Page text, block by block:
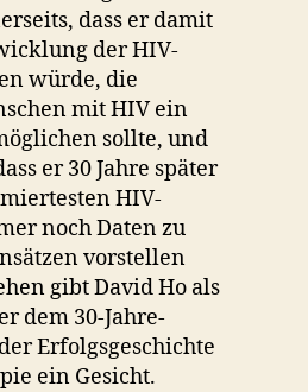
dass er damit
der HIV-
würde, die
mit HIV ein
sollte, und
er 30 Jahre später
HIV-
noch Daten zu
vorstellen
gibt David Ho als
dem 30-Jahre-
Erfolgsgeschichte
ein Gesicht.